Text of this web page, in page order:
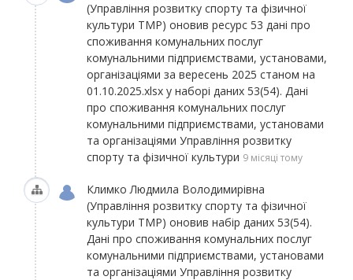
(Управління розвитку спорту та фізичної
культури ТМР) оновив ресурс 53 дані про
споживання комунальних послуг
комунальними підприємствами, установами,
організаціями за вересень 2025 станом на
01.10.2025.xlsx у наборі даних 53(54). Дані
про споживання комунальних послуг
комунальними підприємствами, установами
та організаціями Управління розвитку
спорту та фізичної культури 9 місяці тому
Климко Людмила Володимирівна
(Управління розвитку спорту та фізичної
культури ТМР) оновив набір даних 53(54).
Дані про споживання комунальних послуг
комунальними підприємствами, установами
та організаціями Управління розвитку